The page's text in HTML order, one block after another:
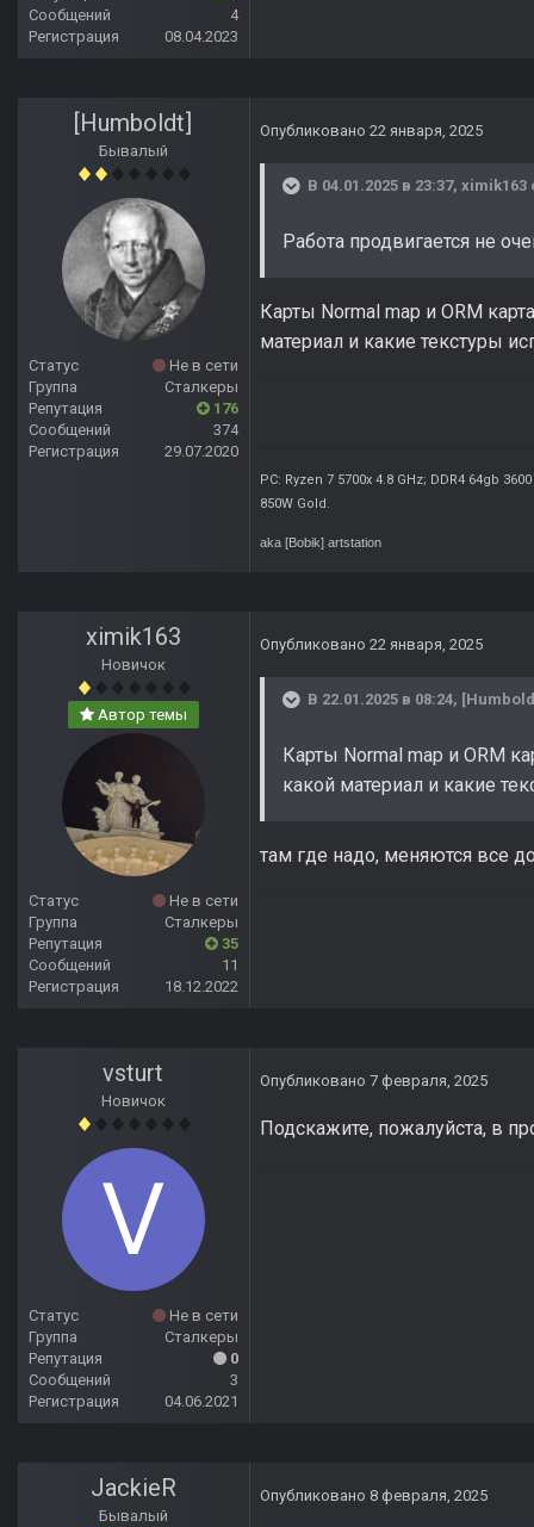
Сообщений
4
Регистрация
08.04.2023
[Humboldt]
Бывалый
Статус
Не в сети
Группа
Сталкеры
Репутация
176
Сообщений
374
Регистрация
29.07.2020
Опубликовано 22 января, 2025
В 04.01.2025 в 23:37, ximik163
Работа продвигается не
Карты Normal map и ORM
материал и какие текстуры
PC: Ryzen 7 5700x 4.8 GHz; DDR4 64gb
850W Gold .
aka [Bobik] artstation
ximik163
Новичок
Автор темы
Статус
Не в сети
Группа
Сталкеры
Репутация
35
Сообщений
11
Регистрация
18.12.2022
Опубликовано 22 января, 2025
В 22.01.2025 в 08:24,
Карты Normal map и ORM
какой материал и какие
там где надо, меняются все
vsturt
Новичок
Статус
Не в сети
Группа
Сталкеры
Репутация
0
Сообщений
3
Регистрация
04.06.2021
Опубликовано 7 февраля, 2025
Подскажите, пожалуйста, в
JackieR
Бывалый
Опубликовано 8 февраля, 2025